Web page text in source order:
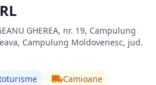
GHEREA, nr. 19, Campulung
Campulung Moldovenesc, jud.
Camioane